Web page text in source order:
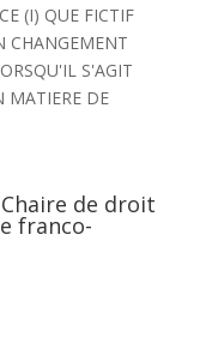
(I) QUE FICTIF
CHANGEMENT
S'AGIT
MATIERE DE
de droit
franco-